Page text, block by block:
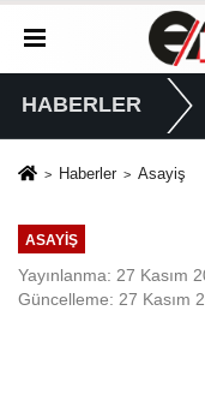
HABERLER
Haberler Asayiş
ASAYIŞ
Yayınlanma: 27 Kasım
Güncelleme: 27 Kasım